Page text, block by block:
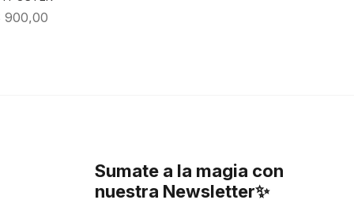
900,00
Sumate a la magia con
nuestra Newsletter✨